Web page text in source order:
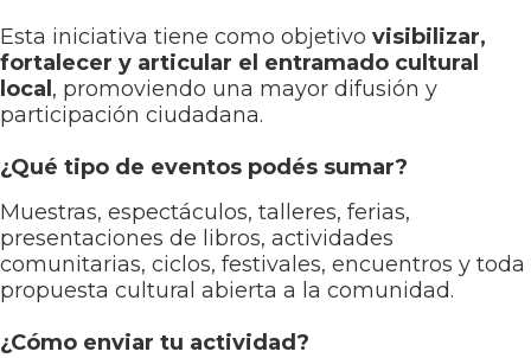
Esta iniciativa tiene como objetivo visibilizar,
fortalecer y articular el entramado cultural
local, promoviendo una mayor difusión y
participación ciudadana.
¿Qué tipo de eventos podés sumar?
Muestras, espectáculos, talleres, ferias,
presentaciones de libros, actividades
comunitarias, ciclos, festivales, encuentros y toda
propuesta cultural abierta a la comunidad.
¿Cómo enviar tu actividad?